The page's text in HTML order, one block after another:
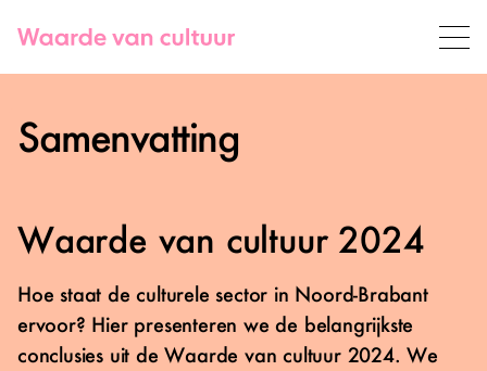
Home van Waarde van Cultuur
Samenvatting
Waarde van cultuur 2024
Hoe staat de culturele sector in Noord-Brabant
ervoor? Hier presenteren we de belangrijkste
conclusies uit de Waarde van cultuur 2024. We
Herstel culturele sector, maar zorgen
blijven
Cultureel kapitaal